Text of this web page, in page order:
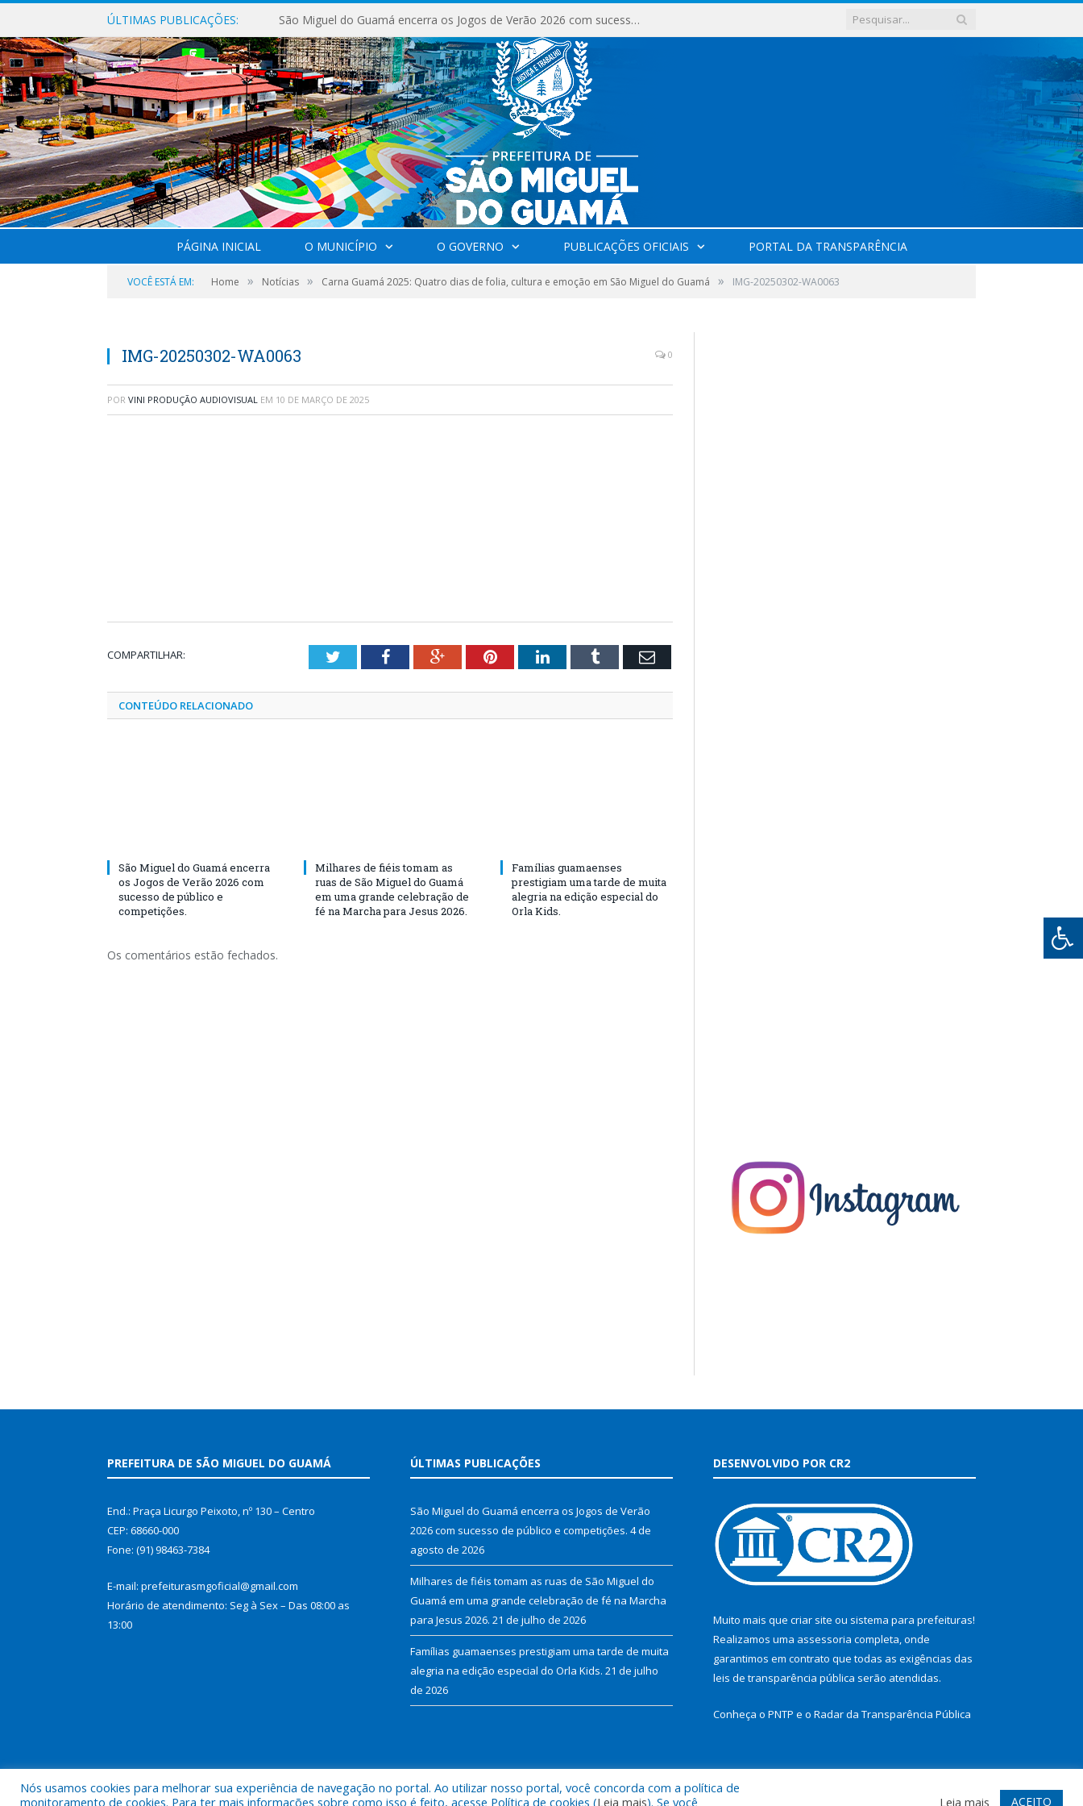
ÚLTIMAS PUBLICAÇÕES: São Miguel do Guamá encerra os Jogos de Verão 2026 com sucesso de público e competições.
PÁGINA INICIAL O MUNICÍPIO O GOVERNO PUBLICAÇÕES OFICIAIS PORTAL DA TRANSPARÊNCIA
VOCÊ ESTÁ EM: Home » Notícias » Carna Guamá 2025: Quatro dias de folia, cultura e emoção em São Miguel do Guamá » IMG-20250302-WA0063
IMG-20250302-WA0063 0
POR VINI PRODUÇÃO AUDIOVISUAL EM 10 DE MARÇO DE 2025
COMPARTILHAR: TwitterFacebookGoogle+PinterestLinkedInTumblr Email
CONTEÚDO RELACIONADO
São Miguel do Guamá encerra
os Jogos de Verão 2026 com
sucesso de público e
competições.
Milhares de fiéis tomam as
ruas de São Miguel do Guamá
em uma grande celebração de
fé na Marcha para Jesus 2026.
Famílias guamaenses
prestigiam uma tarde de muita
alegria na edição especial do
Orla Kids.
Os comentários estão fechados.
PREFEITURA DE SÃO MIGUEL DO GUAMÁ
End.: Praça Licurgo Peixoto, nº 130 – Centro
CEP: 68660-000
Fone: (91) 98463-7384
E-mail: prefeiturasmgoficial@gmail.com
Horário de atendimento: Seg à Sex – Das 08:00 as
13:00
ÚLTIMAS PUBLICAÇÕES
São Miguel do Guamá encerra os Jogos de Verão
2026 com sucesso de público e competições. 4 de
agosto de 2026
Milhares de fiéis tomam as ruas de São Miguel do
Guamá em uma grande celebração de fé na Marcha
para Jesus 2026. 21 de julho de 2026
Famílias guamaenses prestigiam uma tarde de muita
alegria na edição especial do Orla Kids. 21 de julho
de 2026
DESENVOLVIDO POR CR2
Muito mais que criar site ou sistema para prefeituras!
Realizamos uma assessoria completa, onde
garantimos em contrato que todas as exigências das
leis de transparência pública serão atendidas.
Conheça o PNTP e o Radar da Transparência Pública
Todos os direitos reservados a Prefeitura Municipal de São Miguel do Guamá. Mapa do Site Acessar Webmail
Nós usamos cookies para melhorar sua experiência de navegação no portal. Ao utilizar nosso portal, você concorda com a política de
monitoramento de cookies. Para ter mais informações sobre como isso é feito, acesse Política de cookies (Leia mais). Se você Leia mais ACEITO